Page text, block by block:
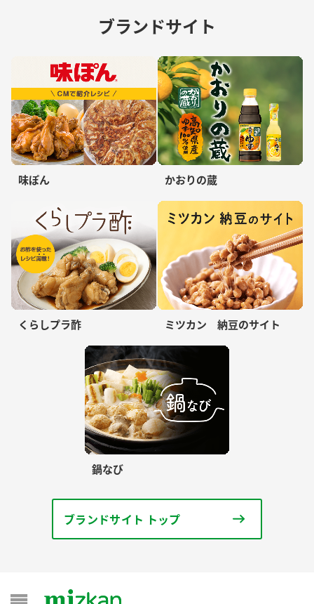
ブランドサイト
味ぽん かおりの蔵
くらしプラ酢 ミツカン 納豆のサイト
鍋なび
ブランドサイト トップ